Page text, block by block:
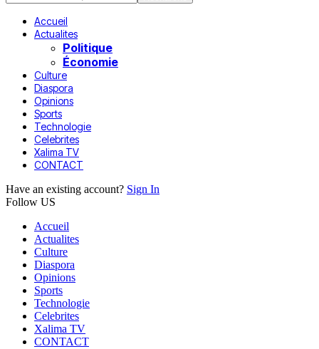
Accueil
Actualites
Politique
Économie
Culture
Diaspora
Opinions
Sports
Technologie
Celebrites
Xalima TV
CONTACT
Have an existing account? Sign In
Follow US
Accueil
Actualites
Culture
Diaspora
Opinions
Sports
Technologie
Celebrites
Xalima TV
CONTACT